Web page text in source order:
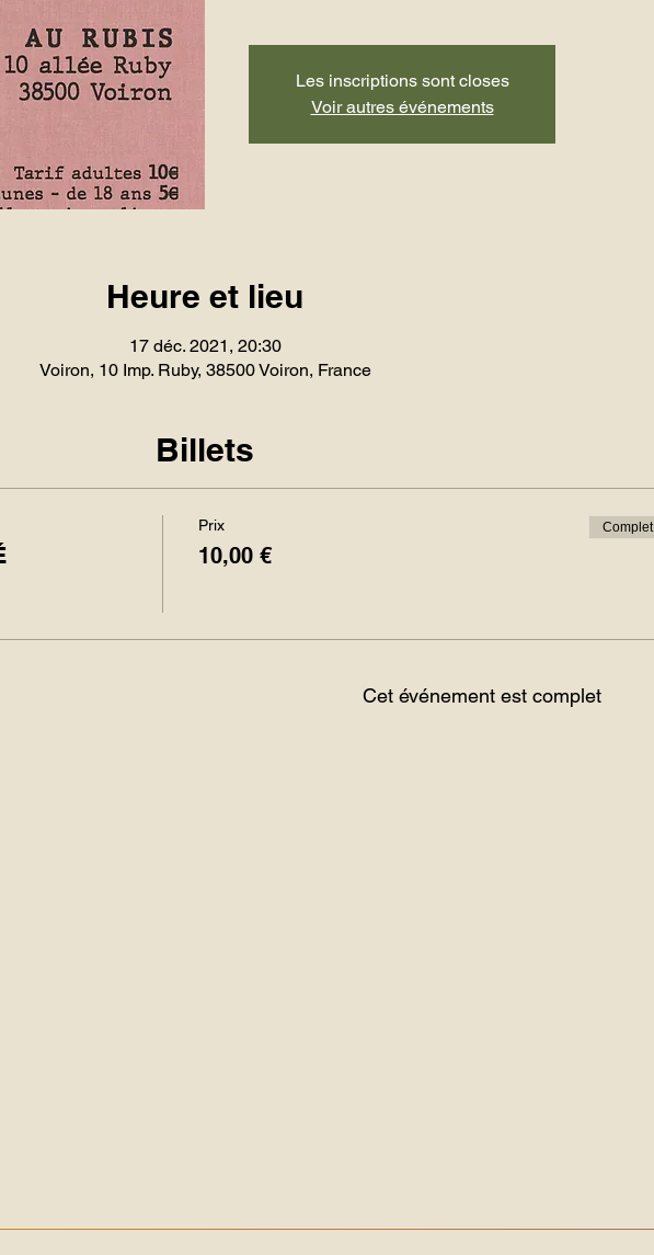
Les inscriptions sont closes
Voir autres événements
Heure et lieu
17 déc. 2021, 20:30
Voiron, 10 Imp. Ruby, 38500 Voiron, France
Billets
Prix
10,00 €
Complet
Cet événement est complet